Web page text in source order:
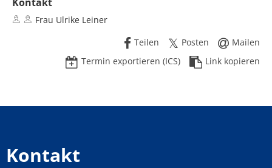
Frau Ulrike Leiner
Teilen
Posten
Mailen
Termin exportieren (ICS)
Link kopieren
Kontakt